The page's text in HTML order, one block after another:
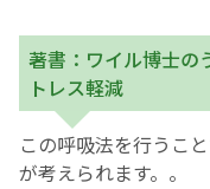
著書：ワイル博士の
トレス軽減
この呼吸法を行うこ
が考えられます。。